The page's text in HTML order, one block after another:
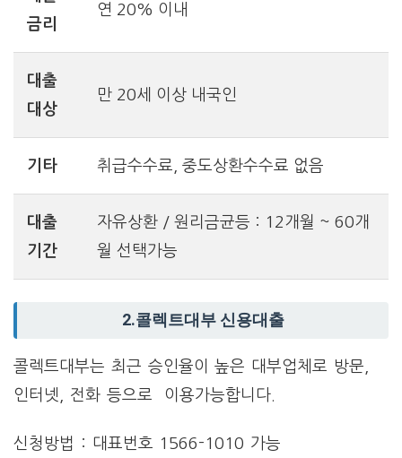
금리
연 20% 이내
대출
대상
만 20세 이상 내국인
기타 취급수수료, 중도상환수수료 없음
대출
기간
자유상환 / 원리금균등 : 12개월 ~ 60개
월 선택가능
2.콜렉트대부 신용대출
콜렉트대부는 최근 승인율이 높은 대부업체로 방문,
인터넷, 전화 등으로 이용가능합니다.
신청방법 : 대표번호 1566-1010 가능